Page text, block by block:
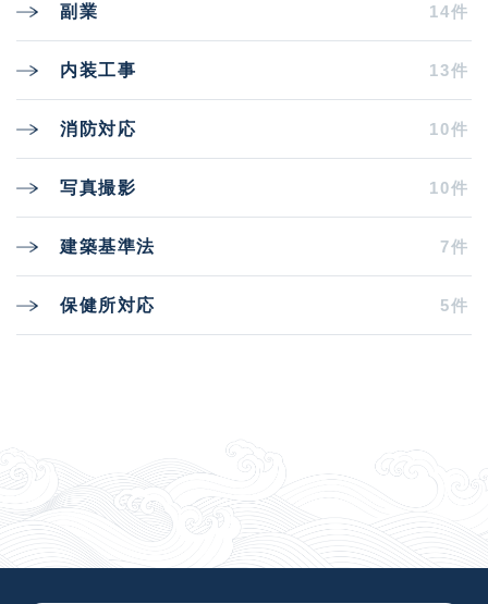
副業 14件
内装工事 13件
消防対応 10件
写真撮影 10件
建築基準法 7件
保健所対応 5件